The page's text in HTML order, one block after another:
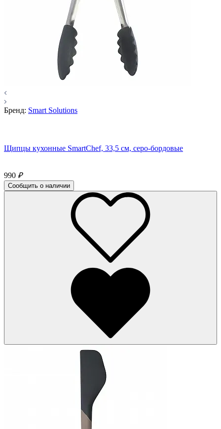
Бренд: Smart Solutions
Щипцы кухонные SmartChef, 33,5 см, серо-бордовые
990 ₽
Сообщить о наличии